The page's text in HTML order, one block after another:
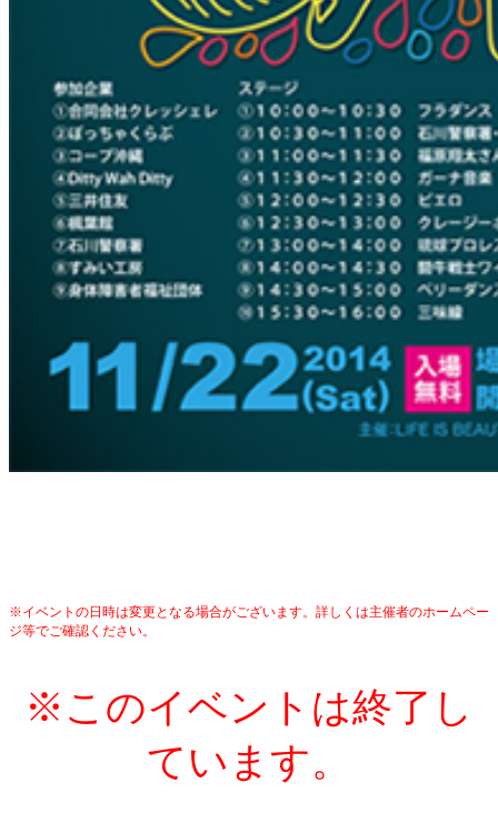
※イベントの日時は変更となる場合がございます。詳しくは主催者のホームペー
ジ等でご確認ください。
※このイベントは終了し
ています。